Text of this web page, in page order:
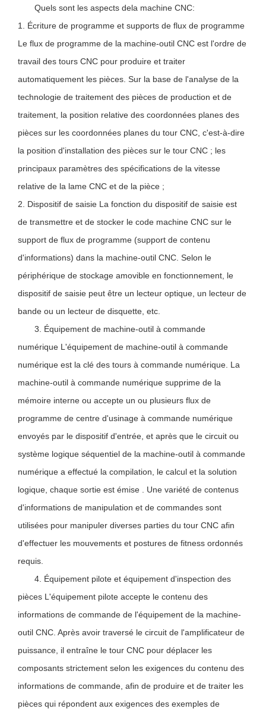
Quels sont les aspects dela machine CNC:
1. Écriture de programme et supports de flux de programme
Le flux de programme de la machine-outil CNC est l'ordre de
travail des tours CNC pour produire et traiter
automatiquement les pièces. Sur la base de l'analyse de la
technologie de traitement des pièces de production et de
traitement, la position relative des coordonnées planes des
pièces sur les coordonnées planes du tour CNC, c'est-à-dire
la position d'installation des pièces sur le tour CNC ; les
principaux paramètres des spécifications de la vitesse
relative de la lame CNC et de la pièce ;
2. Dispositif de saisie La fonction du dispositif de saisie est
de transmettre et de stocker le code machine CNC sur le
support de flux de programme (support de contenu
d'informations) dans la machine-outil CNC. Selon le
périphérique de stockage amovible en fonctionnement, le
dispositif de saisie peut être un lecteur optique, un lecteur de
bande ou un lecteur de disquette, etc.
3. Équipement de machine-outil à commande
numérique L'équipement de machine-outil à commande
numérique est la clé des tours à commande numérique. La
machine-outil à commande numérique supprime de la
mémoire interne ou accepte un ou plusieurs flux de
programme de centre d'usinage à commande numérique
envoyés par le dispositif d'entrée, et après que le circuit ou
système logique séquentiel de la machine-outil à commande
numérique a effectué la compilation, le calcul et la solution
logique, chaque sortie est émise . Une variété de contenus
d'informations de manipulation et de commandes sont
utilisées pour manipuler diverses parties du tour CNC afin
d'effectuer les mouvements et postures de fitness ordonnés
requis.
4. Équipement pilote et équipement d'inspection des
pièces L'équipement pilote accepte le contenu des
informations de commande de l'équipement de la machine-
outil CNC. Après avoir traversé le circuit de l'amplificateur de
puissance, il entraîne le tour CNC pour déplacer les
composants strictement selon les exigences du contenu des
informations de commande, afin de produire et de traiter les
pièces qui répondent aux exigences des exemples de